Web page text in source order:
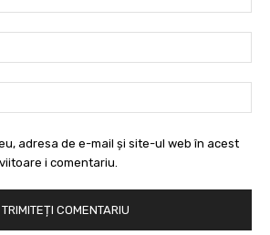
adresa de e-mail și site-ul web în acest
i comentariu.